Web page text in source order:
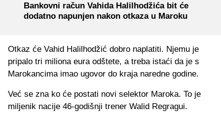
Bankovni račun Vahida Halilhodžića bit će
dodatno napunjen nakon otkaza u Maroku
Otkaz će Vahid Halilhodžić dobro naplatiti. Njemu je
pripalo tri miliona eura odštete, a treba istaći da je s
Marokancima imao ugovor do kraja naredne godine.
Već se zna ko će postati novi selektor Maroka. To je
miljenik nacije 46-godišnji trener Walid Regragui.